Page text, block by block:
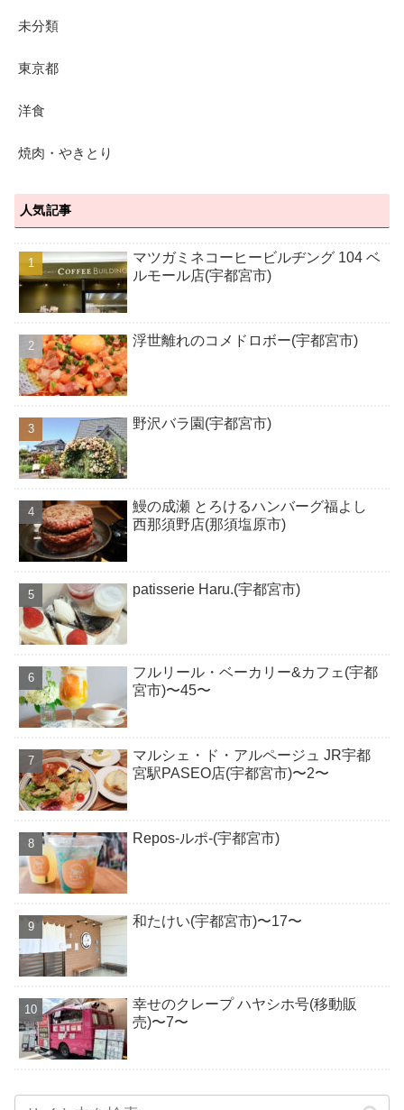
未分類
東京都
洋食
焼肉・やきとり
人気記事
マツガミネコーヒービルヂング 104 ベ
ルモール店(宇都宮市)
浮世離れのコメドロボー(宇都宮市)
野沢バラ園(宇都宮市)
鰻の成瀬 とろけるハンバーグ福よし
西那須野店(那須塩原市)
patisserie Haru.(宇都宮市)
フルリール・ベーカリー&カフェ(宇都
宮市)〜45〜
マルシェ・ド・アルページュ JR宇都
宮駅PASEO店(宇都宮市)〜2〜
Repos-ルポ-(宇都宮市)
和たけい(宇都宮市)〜17〜
幸せのクレープ ハヤシホ号(移動販
売)〜7〜